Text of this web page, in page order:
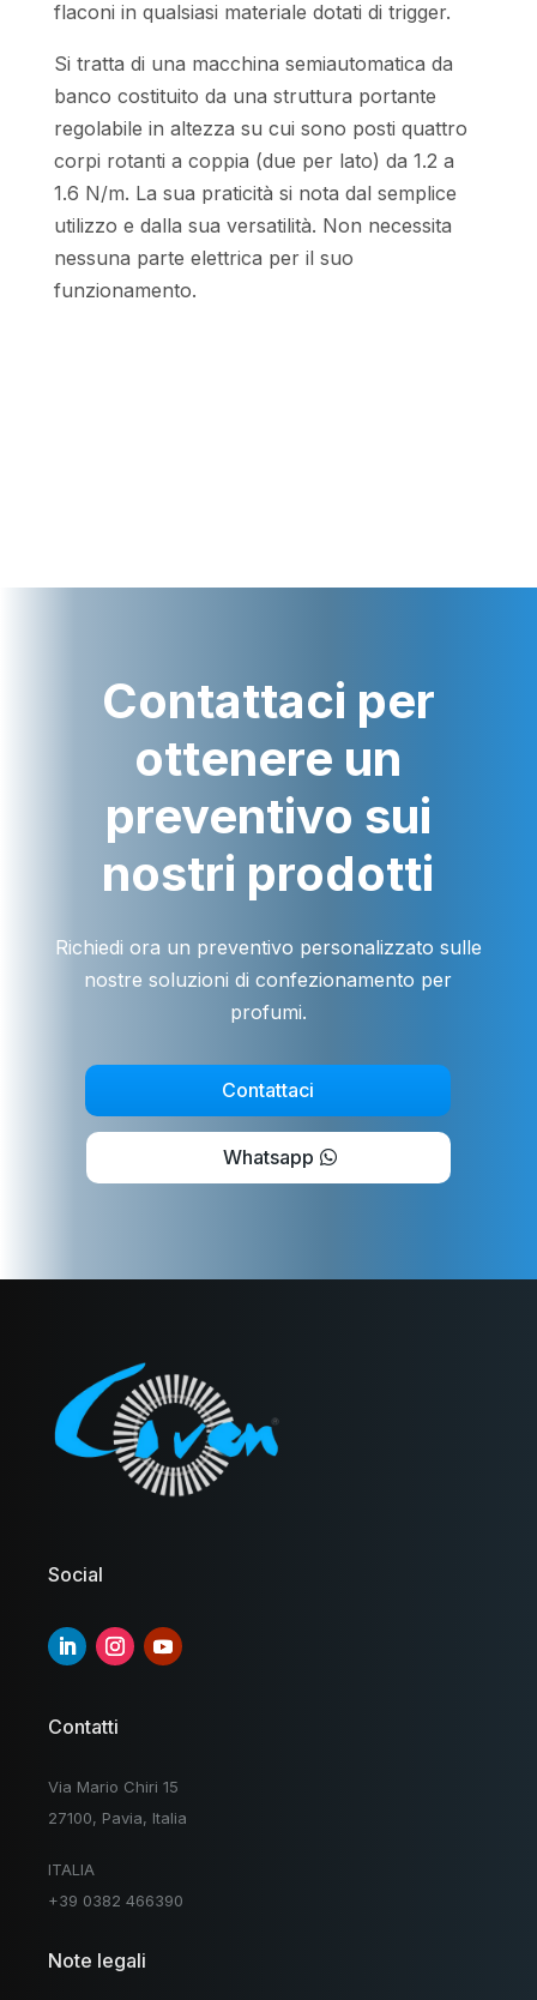
flaconi in qualsiasi materiale dotati di trigger.
Si tratta di una macchina semiautomatica da
banco costituito da una struttura portante
regolabile in altezza su cui sono posti quattro
corpi rotanti a coppia (due per lato) da 1.2 a
1.6 N/m. La sua praticità si nota dal semplice
utilizzo e dalla sua versatilità. Non necessita
nessuna parte elettrica per il suo
funzionamento.
Contattaci per
ottenere un
preventivo sui
nostri prodotti
Richiedi ora un preventivo personalizzato sulle
nostre soluzioni di confezionamento per
profumi.
Contattaci
Whatsapp
Social
Contatti
Via Mario Chiri 15
27100, Pavia, Italia
ITALIA
+39 0382 466390
Note legali